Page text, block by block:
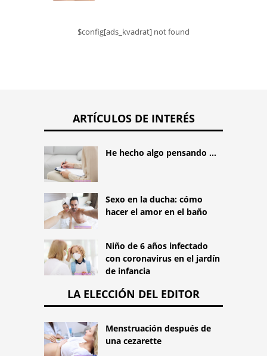
$config[ads_kvadrat] not found
ARTÍCULOS DE INTERÉS
He hecho algo pensando ...
Sexo en la ducha: cómo
hacer el amor en el baño
Niño de 6 años infectado
con coronavirus en el jardín
de infancia
LA ELECCIÓN DEL EDITOR
Menstruación después de
una cezarette